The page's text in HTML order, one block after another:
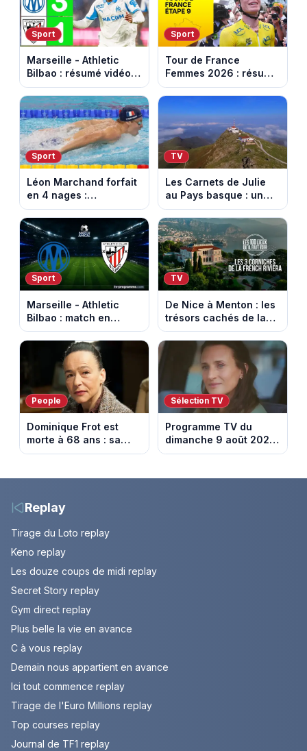
Sport
Marseille - Athletic
Bilbao : résumé vidéo
du match amical au
Stade Vélodrome (9
août 2026)
Sport
Tour de France
Femmes 2026 : résumé
vidéo de la dernière
étape à Nice. Demi
Vollering remporte son
deuxième Tour.
Sport
Léon Marchand forfait
en 4 nages :
découvrez son
programme de nage
aux Championnats
d'Europe
TV
Les Carnets de Julie
au Pays basque : un
banquet au sommet de
la Rhune
Sport
Marseille - Athletic
Bilbao : match en
direct sur Ligue 1+ à
17h30 (amical du 9
août 2026)
TV
De Nice à Menton : les
trésors cachés de la
French Riviera dévoilés
dans les 100 lieux qu'il
faut voir
People
Dominique Frot est
morte à 68 ans : sa
sœur Catherine Frot
nouvelle
Sélection TV
Programme TV du
dimanche 9 août 2026
: notre sélection pour
Replay
Tirage du Loto replay
Keno replay
Les douze coups de midi replay
Secret Story replay
Gym direct replay
Plus belle la vie en avance
C à vous replay
Demain nous appartient en avance
Ici tout commence replay
Tirage de l'Euro Millions replay
Top courses replay
Journal de TF1 replay